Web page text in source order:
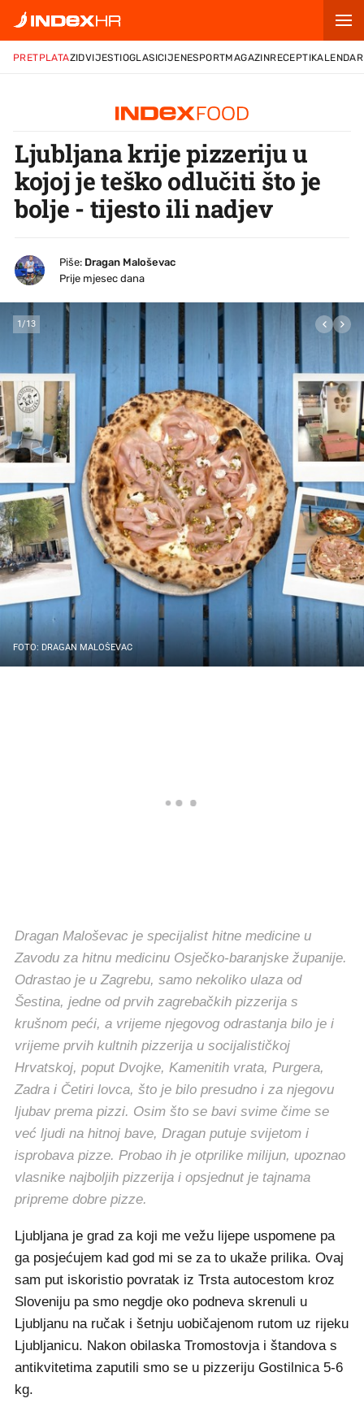
PRETPLATAZIDVIJESTIOGLASICIJENESPORTMAGAZINRECEPTIKALENDAR
Ljubljana krije pizzeriju u
kojoj je teško odlučiti što je
bolje - tijesto ili nadjev
Piše: Dragan Maloševac
Prije mjesec dana
1/13
FOTO: DRAGAN MALOŠEVAC
Dragan Maloševac je specijalist hitne medicine u
Zavodu za hitnu medicinu Osječko-baranjske županije.
Odrastao je u Zagrebu, samo nekoliko ulaza od
Šestina, jedne od prvih zagrebačkih pizzerija s
krušnom peći, a vrijeme njegovog odrastanja bilo je i
vrijeme prvih kultnih pizzerija u socijalističkoj
Hrvatskoj, poput Dvojke, Kamenitih vrata, Purgera,
Zadra i Četiri lovca, što je bilo presudno i za njegovu
ljubav prema pizzi. Osim što se bavi svime čime se
već ljudi na hitnoj bave, Dragan putuje svijetom i
isprobava pizze. Probao ih je otprilike milijun, upoznao
vlasnike najboljih pizzerija i opsjednut je tajnama
pripreme dobre pizze.
Ljubljana je grad za koji me vežu lijepe uspomene pa
ga posjećujem kad god mi se za to ukaže prilika. Ovaj
sam put iskoristio povratak iz Trsta autocestom kroz
Sloveniju pa smo negdje oko podneva skrenuli u
Ljubljanu na ručak i šetnju uobičajenom rutom uz rijeku
Ljubljanicu. Nakon obilaska Tromostovja i štandova s
antikvitetima zaputili smo se u pizzeriju Gostilnica 5-6
kg.